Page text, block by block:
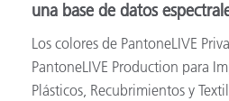
una base de datos
Los colores de PantoneLIVE
PantoneLIVE Production para
Plásticos, Recubrimientos y